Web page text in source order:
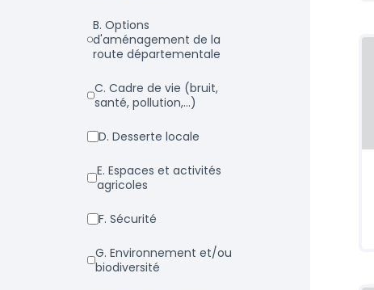
b. Options
d'aménagement de la
route départementale
c. Cadre de vie (bruit,
santé, pollution,...)
d. Desserte locale
e. Espaces et activités
agricoles
f. Sécurité
g. Environnement et/ou
biodiversité